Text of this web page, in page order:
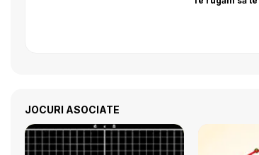
JOCURI ASOCIATE